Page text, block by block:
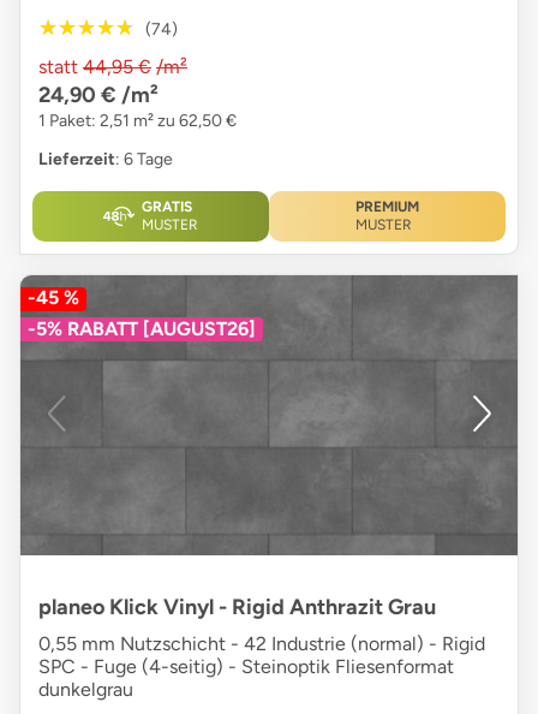
★★★★★
★★★★★ (74)
statt 44,95 € /m²
24,90 € /m²
1 Paket: 2,51 m² zu 62,50 €
Lieferzeit: 6 Tage
GRATIS
MUSTER
PREMIUM
MUSTER
-45 %
-5% RABATT [AUGUST26]
planeo Klick Vinyl - Rigid Anthrazit Grau
0,55 mm Nutzschicht - 42 Industrie (normal) - Rigid
SPC - Fuge (4-seitig) - Steinoptik Fliesenformat
dunkelgrau